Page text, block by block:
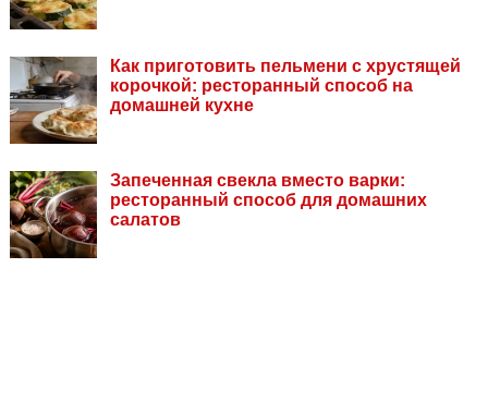
Как приготовить пельмени с хрустящей
корочкой: ресторанный способ на
домашней кухне
Запеченная свекла вместо варки:
ресторанный способ для домашних
салатов